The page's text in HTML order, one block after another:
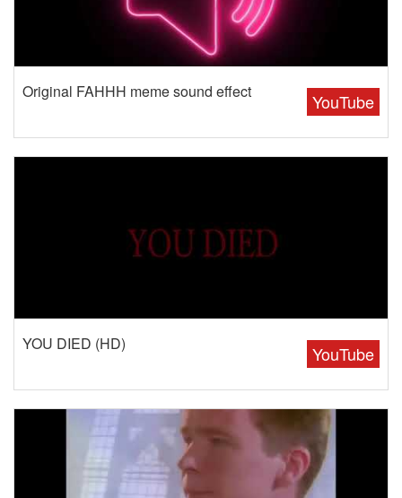
YouTube
Original FAHHH meme sound effect
YouTube
YOU DIED (HD)